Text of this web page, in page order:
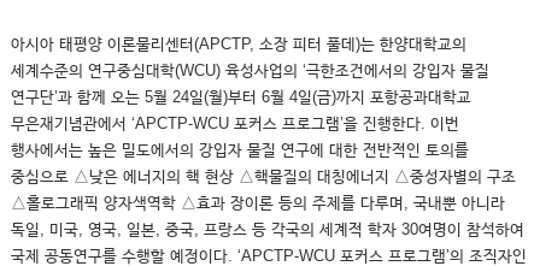
아시아 태평양 이론물리센터(APCTP, 소장 피터 풀데)는 한양대학교의
세계수준의 연구중심대학(WCU) 육성사업의 ‘극한조건에서의 강입자 물질
연구단’과 함께 오는 5월 24일(월)부터 6월 4일(금)까지 포항공과대학교
무은재기념관에서 ‘APCTP-WCU 포커스 프로그램’을 진행한다. 이번
행사에서는 높은 밀도에서의 강입자 물질 연구에 대한 전반적인 토의를
중심으로 △낮은 에너지의 핵 현상 △핵물질의 대칭에너지 △중성자별의 구조
△홀로그래픽 양자색역학 △효과 장이론 등의 주제를 다루며, 국내뿐 아니라
독일, 미국, 영국, 일본, 중국, 프랑스 등 각국의 세계적 학자 30여명이 참석하여
국제 공동연구를 수행할 예정이다. ‘APCTP-WCU 포커스 프로그램’의 조직자인